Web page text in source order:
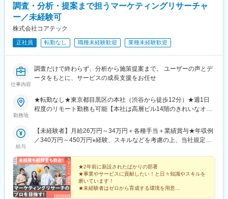
調査・分析・提案まで担うマーケティングリサーチャ
ー／未経験可
株式会社コアテック
正社員 転勤なし 職種未経験歓迎 業種未経験歓迎
仕事内容
調査だけで終わらず、分析から施策提案まで。 ユーザーの声とデ
ータをもとに、サービスの成長支援をお任せ
勤務地
★転勤なし★東京都目黒区の本社（渋谷から徒歩12分）★週1日
程度のリモート勤務も可能【本社は高層ビル14階のきれいなオフ
ワー14F※最寄駅は渋谷駅（徒歩12分）、池尻大橋駅（徒歩7分）
神泉駅（徒歩9分）となります。※渋谷駅から専用シャトルバスで
給与
【未経験者】月給26万円～34万円＋各種手当＋業績賞与★年収例
／340万円～450万円※経験、スキルなどを考慮の上、当社規定に
円～4万8500円）を含みます。固定残業代は残業の有無に関わら
ず支払われ、超過分は別途全額支給します。【経験者】月給30万
円～45万円＋各種手当＋業績賞与★年収例／400万円～600万円※
経験、スキルなどを考慮の上、当社規定により優遇します！※上記
月給には20時間分の固定残業代（4万2800円～6万4200円）を含
★2年前に新設されたばかりの部署
★事業やサービスに貢献したい！と日々知識やスキルを
磨いています！
★未経験者はゼロから育成する環境を用意